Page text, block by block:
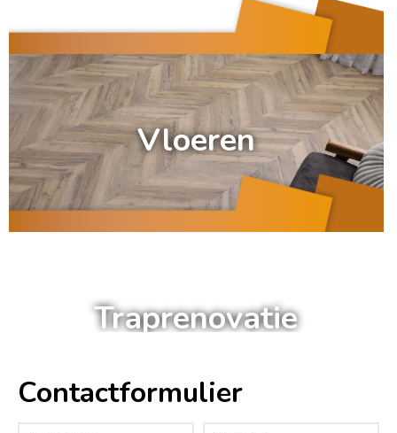
Vloeren
a
Traprenovatie
Contactformulier